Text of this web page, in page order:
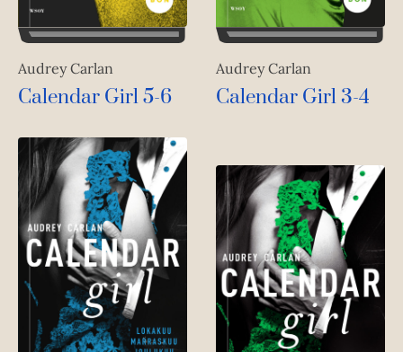
Audrey Carlan
Calendar Girl 5-6
Audrey Carlan
Calendar Girl 3-4